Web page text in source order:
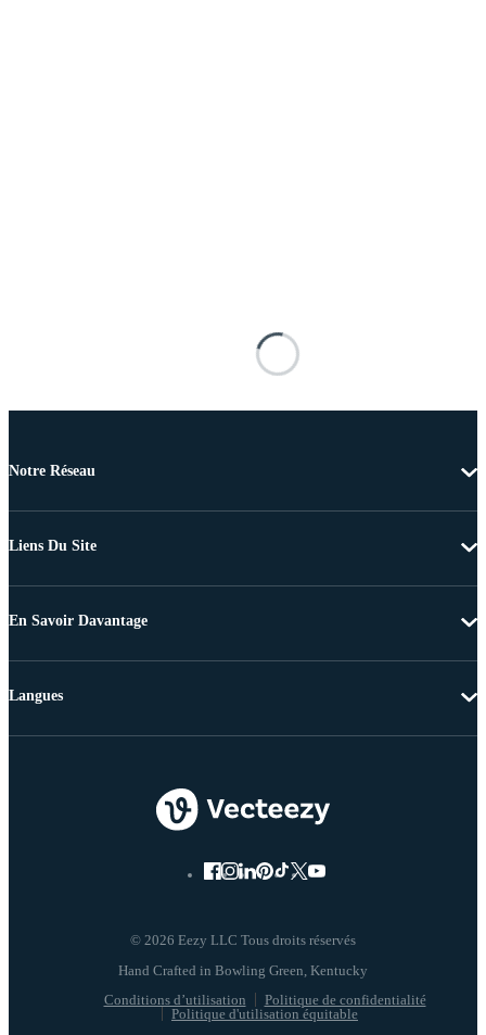
Notre Réseau
Liens Du Site
En Savoir Davantage
© 2026 Eezy LLC Tous droits réservés
Conditions d’utilisation
Politique de confidentialité
Politique d'utilisation équitable
Langues